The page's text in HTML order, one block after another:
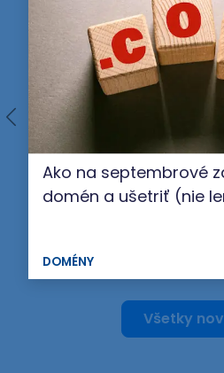
Ako na septembrové
domén a ušetriť (nie
DOMÉNY
Všetky